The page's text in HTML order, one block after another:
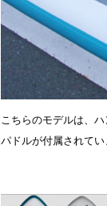
こちらのモデルは、
パドルが付属されて